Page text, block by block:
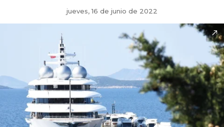
jueves, 16 de junio de 2022